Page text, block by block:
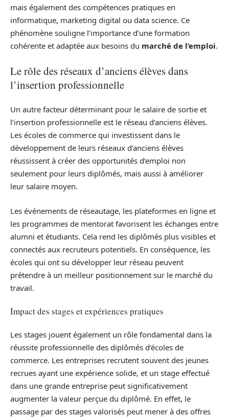
mais également des compétences pratiques en
informatique, marketing digital ou data science. Ce
phénomène souligne l’importance d’une formation
cohérente et adaptée aux besoins du marché de l’emploi.
Le rôle des réseaux d’anciens élèves dans
l’insertion professionnelle
Un autre facteur déterminant pour le salaire de sortie et
l’insertion professionnelle est le réseau d’anciens élèves.
Les écoles de commerce qui investissent dans le
développement de leurs réseaux d’anciens élèves
réussissent à créer des opportunités d’emploi non
seulement pour leurs diplômés, mais aussi à améliorer
leur salaire moyen.
Les événements de réseautage, les plateformes en ligne et
les programmes de mentorat favorisent les échanges entre
alumni et étudiants. Cela rend les diplômés plus visibles et
connectés aux recruteurs potentiels. En conséquence, les
écoles qui ont su développer leur réseau peuvent
prétendre à un meilleur positionnement sur le marché du
travail.
Impact des stages et expériences pratiques
Les stages jouent également un rôle fondamental dans la
réussite professionnelle des diplômés d’écoles de
commerce. Les entreprises recrutent souvent des jeunes
recrues ayant une expérience solide, et un stage effectué
dans une grande entreprise peut significativement
augmenter la valeur perçue du diplômé. En effet, le
passage par des stages valorisés peut mener à des offres